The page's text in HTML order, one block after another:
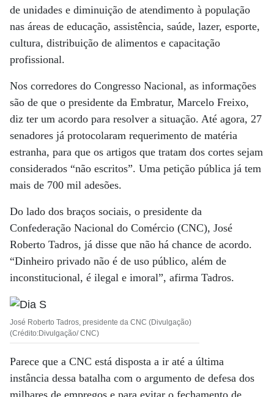
de unidades e diminuição de atendimento à população
nas áreas de educação, assistência, saúde, lazer, esporte,
cultura, distribuição de alimentos e capacitação
profissional.
Nos corredores do Congresso Nacional, as informações
são de que o presidente da Embratur, Marcelo Freixo,
diz ter um acordo para resolver a situação. Até agora, 27
senadores já protocolaram requerimento de matéria
estranha, para que os artigos que tratam dos cortes sejam
considerados “não escritos”. Uma petição pública já tem
mais de 700 mil adesões.
Do lado dos braços sociais, o presidente da
Confederação Nacional do Comércio (CNC), José
Roberto Tadros, já disse que não há chance de acordo.
“Dinheiro privado não é de uso público, além de
inconstitucional, é ilegal e imoral”, afirma Tadros.
José Roberto Tadros, presidente da CNC (Divulgação)
(Crédito:Divulgação/ CNC)
Parece que a CNC está disposta a ir até a última
instância dessa batalha com o argumento de defesa dos
milhares de empregos e para evitar o fechamento de